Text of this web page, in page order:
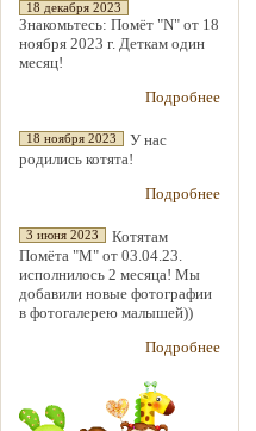
18 декабря 2023
Знакомьтесь: Помёт "N" от 18
ноября 2023 г. Деткам один
месяц!
Подробнее
18 ноября 2023
У нас
родились котята!
Подробнее
3 июня 2023
Котятам
Помёта "М" от 03.04.23.
исполнилось 2 месяца! Мы
добавили новые фотографии
в фотогалерею малышей))
Подробнее